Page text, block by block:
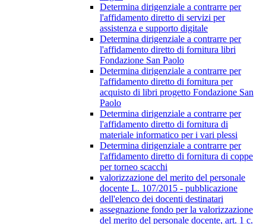
Determina dirigenziale a contrarre per
l'affidamento diretto di servizi per
assistenza e supporto digitale
Determina dirigenziale a contrarre per
l'affidamento diretto di fornitura libri
Fondazione San Paolo
Determina dirigenziale a contrarre per
l'affidamento diretto di fornitura per
acquisto di libri progetto Fondazione San
Paolo
Determina dirigenziale a contrarre per
l'affidamento diretto di fornitura di
materiale informatico per i vari plessi
Determina dirigenziale a contrarre per
l'affidamento diretto di fornitura di coppe
per torneo scacchi
valorizzazione del merito del personale
docente L. 107/2015 - pubblicazione
dell'elenco dei docenti destinatari
assegnazione fondo per la valorizzazione
del merito del personale docente, art. 1 c.